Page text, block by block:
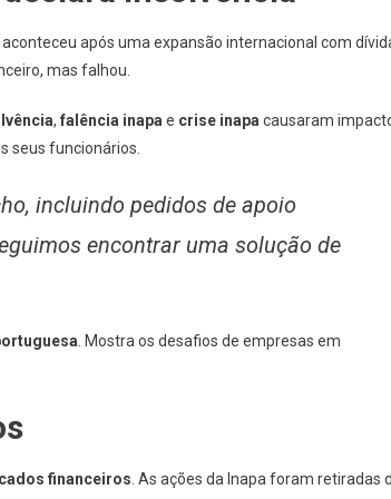
após uma expansão internacional com
mas falhou.
, falência inapa e crise inapa causaram
seus funcionários.
incluindo pedidos de apoio
encontrar uma solução de
. Mostra os desafios de empresas em
financeiros . As ações da Inapa foram retiradas